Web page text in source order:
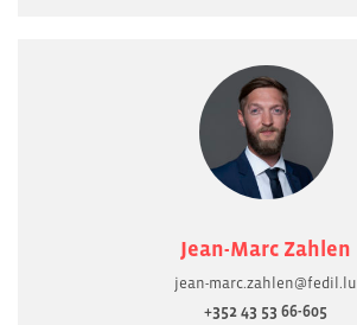
Jean-Marc Zahlen
jean-marc.zahlen@fedil.lu
+352 43 53 66-605